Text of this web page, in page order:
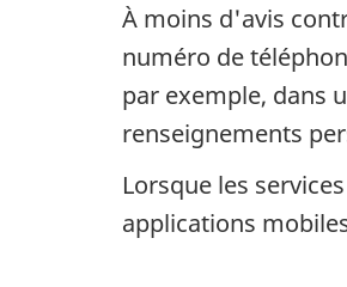
À moins d'avis
numéro de
par exemple, dans
renseignements
Lorsque les
applications